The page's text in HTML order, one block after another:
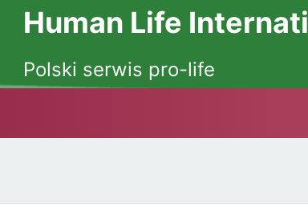
Human Life
Polski serwis pro-life